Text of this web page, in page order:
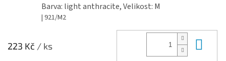
Barva: light anthracite, Velikost: M
| 921/M2
223 Kč / ks